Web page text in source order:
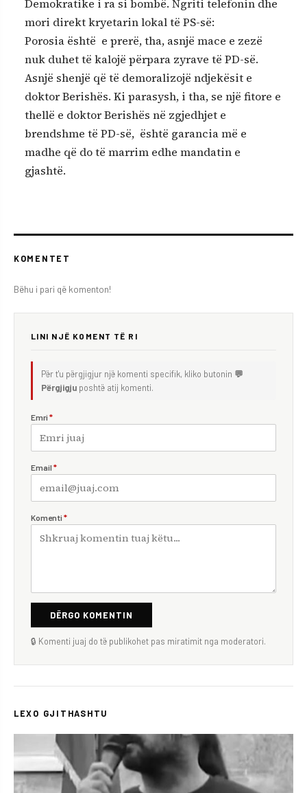
Demokratike i ra si bombë. Ngriti telefonin dhe
mori direkt kryetarin lokal të PS-së:
Porosia është e prerë, tha, asnjë mace e zezë
nuk duhet të kalojë përpara zyrave të PD-së.
Asnjë shenjë që të demoralizojë ndjekësit e
doktor Berishës. Ki parasysh, i tha, se një fitore e
thellë e doktor Berishës në zgjedhjet e
brendshme të PD-së, është garancia më e
madhe që do të marrim edhe mandatin e
gjashtë.
KOMENTET
Bëhu i pari që komenton!
LINI NJË KOMENT TË RI
Për t'u përgjigjur një komenti specifik, kliko butonin 💬
Përgjigju poshtë atij komenti.
Emri *
Email *
Komenti *
DËRGO KOMENTIN
🔒 Komenti juaj do të publikohet pas miratimit nga moderatori.
LEXO GJITHASHTU